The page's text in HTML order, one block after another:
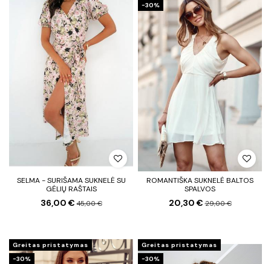
SELMA - SURIŠAMA SUKNELĖ SU
GĖLIŲ RAŠTAIS
36,00 €45,00 €
−30%
ROMANTIŠKA SUKNELĖ BALTOS
SPALVOS
20,30 €29,00 €
Greitas pristatymas
−30%
Greitas pristatymas
−30%